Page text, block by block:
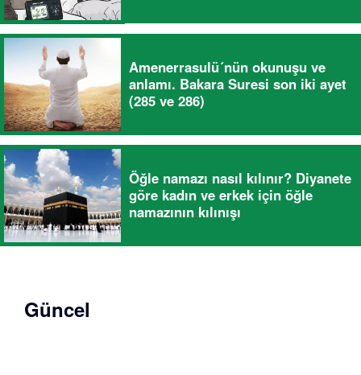
Amenerrasulü´nün okunuşu ve
anlamı. Bakara Suresi son iki ayet
(285 ve 286)
Öğle namazı nasıl kılınır? Diyanete
göre kadın ve erkek için öğle
namazının kılınışı
Güncel